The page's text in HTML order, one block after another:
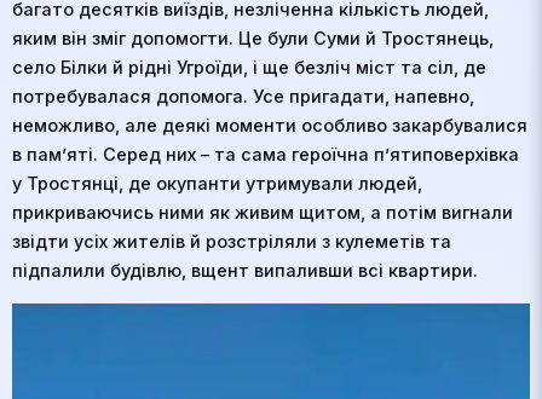
багато десятків виїздів, незліченна кількість людей,
яким він зміг допомогти. Це були Суми й Тростянець,
село Білки й рідні Угроїди, і ще безліч міст та сіл, де
потребувалася допомога. Усе пригадати, напевно,
неможливо, але деякі моменти особливо закарбувалися
в пам’яті. Серед них – та сама героїчна п’ятиповерхівка
у Тростянці, де окупанти утримували людей,
прикриваючись ними як живим щитом, а потім вигнали
звідти усіх жителів й розстріляли з кулеметів та
підпалили будівлю, вщент випаливши всі квартири.